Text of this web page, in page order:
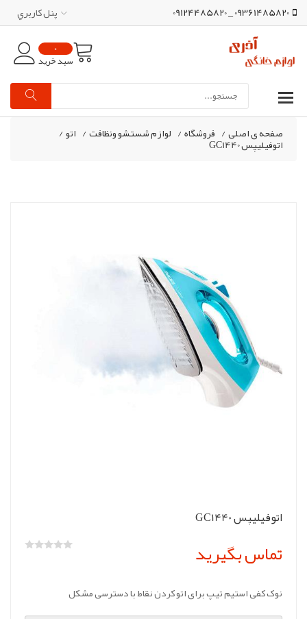
09361485820 _ 09124485820 پنل کاربري
0
سبد خرید
صفحه ی اصلی/ فروشگاه/ لوازم شستشو ونظافت/ اتو/
اتوفیلیپس GC1440
اتوفیلیپس GC1440
تماس بگیرید
نوک کفی استیم تیپ برای اتو کردن نقاط با دسترسی مشکل